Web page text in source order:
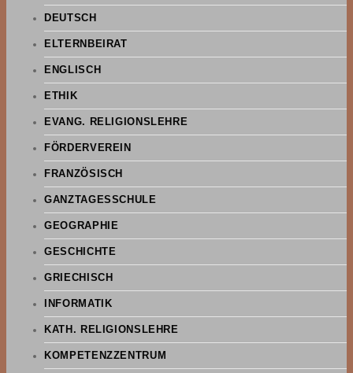
DEUTSCH
ELTERNBEIRAT
ENGLISCH
ETHIK
EVANG. RELIGIONSLEHRE
FÖRDERVEREIN
FRANZÖSISCH
GANZTAGESSCHULE
GEOGRAPHIE
GESCHICHTE
GRIECHISCH
INFORMATIK
KATH. RELIGIONSLEHRE
KOMPETENZZENTRUM